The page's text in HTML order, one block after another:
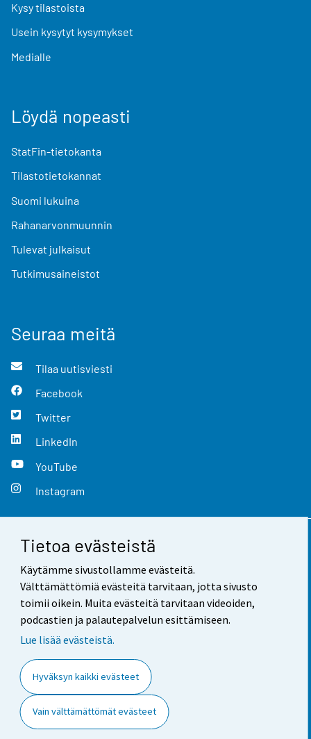
Tietoa evästeistä
Käytämme sivustollamme evästeitä.
Välttämättömiä evästeitä tarvitaan, jotta sivusto
toimii oikein. Muita evästeitä tarvitaan videoiden,
podcastien ja palautepalvelun esittämiseen.
Lue lisää evästeistä.
Hyväksyn kaikki evästeet
Vain välttämättömät evästeet
Kysy tilastoista
Usein kysytyt kysymykset
Medialle
Löydä nopeasti
StatFin-tietokanta
Tilastotietokannat
Suomi lukuina
Rahanarvonmuunnin
Tulevat julkaisut
Tutkimusaineistot
Seuraa meitä
Tilaa uutisviesti
Facebook
Twitter
LinkedIn
YouTube
Instagram
Yhteystiedot
Palaute
Käyttöehdot
Saavutettavuus
Tietoa sivustosta
Evästeasetukset